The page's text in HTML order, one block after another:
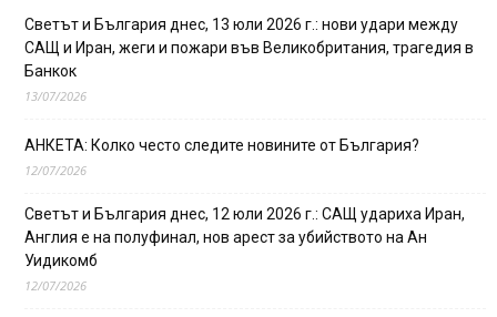
Светът и България днес, 13 юли 2026 г.: нови удари между
САЩ и Иран, жеги и пожари във Великобритания, трагедия в
Банкок
13/07/2026
АНКЕТА: Колко често следите новините от България?
12/07/2026
Светът и България днес, 12 юли 2026 г.: САЩ удариха Иран,
Англия е на полуфинал, нов арест за убийството на Ан
Уидикомб
12/07/2026